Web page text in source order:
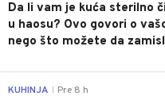
Da li vam je kuća sterilno
u haosu? Ovo govori o
nego što možete da
KUHINJA Pre 8 h